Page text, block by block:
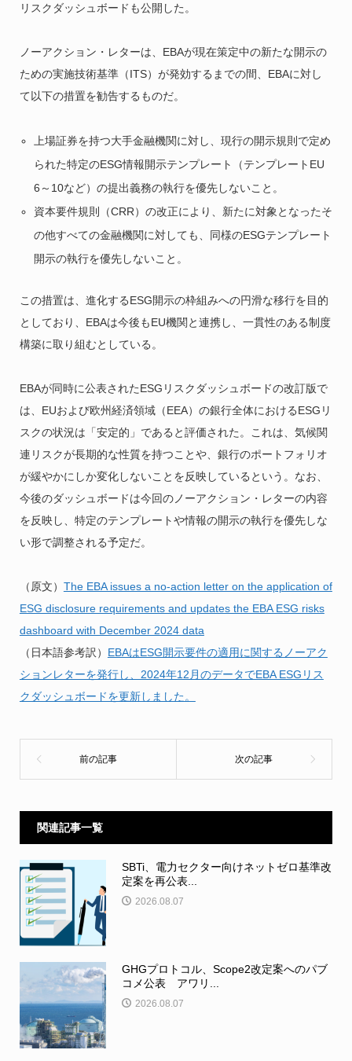
リスクダッシュボードも公開した。
ノーアクション・レターは、EBAが現在策定中の新たな開示の
ための実施技術基準（ITS）が発効するまでの間、EBAに対し
て以下の措置を勧告するものだ。
上場証券を持つ大手金融機関に対し、現行の開示規則で定め
られた特定のESG情報開示テンプレート（テンプレートEU
6～10など）の提出義務の執行を優先しないこと。
資本要件規則（CRR）の改正により、新たに対象となったそ
の他すべての金融機関に対しても、同様のESGテンプレート
開示の執行を優先しないこと。
この措置は、進化するESG開示の枠組みへの円滑な移行を目的
としており、EBAは今後もEU機関と連携し、一貫性のある制度
構築に取り組むとしている。
EBAが同時に公表されたESGリスクダッシュボードの改訂版で
は、EUおよび欧州経済領域（EEA）の銀行全体におけるESGリ
スクの状況は「安定的」であると評価された。これは、気候関
連リスクが長期的な性質を持つことや、銀行のポートフォリオ
が緩やかにしか変化しないことを反映しているという。なお、
今後のダッシュボードは今回のノーアクション・レターの内容
を反映し、特定のテンプレートや情報の開示の執行を優先しな
い形で調整される予定だ。
（原文） The EBA issues a no-action letter on the application of
ESG disclosure requirements and updates the EBA ESG risks
dashboard with December 2024 data
（日本語参考訳） EBAはESG開示要件の適用に関するノーアク
ションレターを発行し、2024年12月のデータでEBA ESGリス
クダッシュボードを更新しました。
関連記事一覧
SBTi、電力セクター向けネットゼロ基準改
定案を再公表...
2026.08.07
GHGプロトコル、Scope2改定案へのパブ
コメ公表 アワリ...
2026.08.07